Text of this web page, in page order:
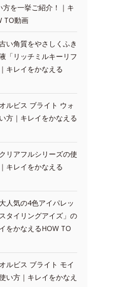
を一挙ご紹介！｜キ
TO動画
い角質をやさしくふき
「リッチミルキーリフ
キレイをかなえる
ルビス ブライト ウォ
方｜キレイをかなえる
リアフルシリーズの使
キレイをかなえる
人気の4色アイパレッ
タイリングアイズ」の
をかなえるHOW TO
ルビス ブライト モイ
い方｜キレイをかなえ